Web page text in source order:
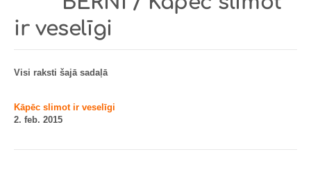
ir veselīgi
Visi raksti šajā sadaļā
Kāpēc slimot ir veselīgi
2. feb. 2015